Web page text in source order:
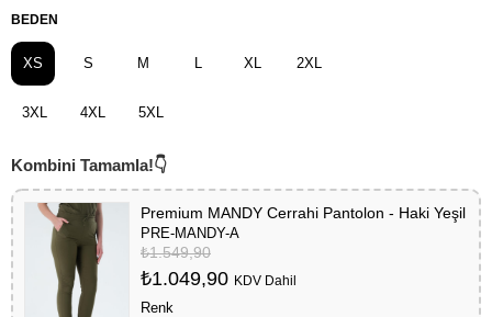
BEDEN
XS S M L XL 2XL
3XL 4XL 5XL
Premium MANDY Cerrahi Pantolon - Haki Yeşil
PRE-MANDY-A
₺1.549,90
₺1.049,90 KDV Dahil
Renk